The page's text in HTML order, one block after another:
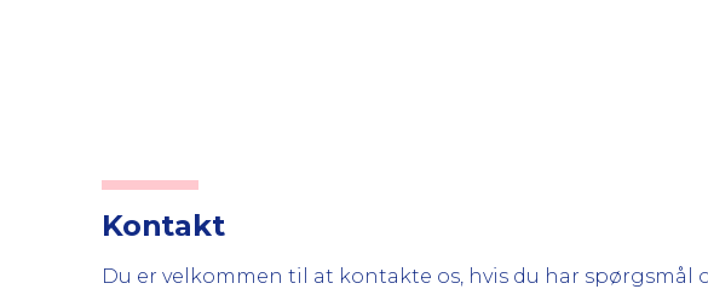
Kontakt
Du er velkommen til at kontakte os, hvis du har spørgsmål